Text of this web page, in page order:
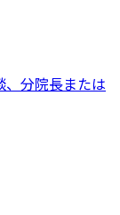
、分院長または